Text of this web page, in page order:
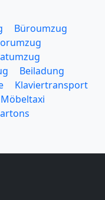
Büroumzug
Beiladung
Klaviertransport
Möbeltaxi